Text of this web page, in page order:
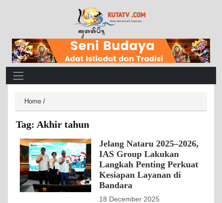
Main Navigation
Home /
Tag: Akhir tahun
Jelang Nataru 2025–2026,
IAS Group Lakukan
Langkah Penting Perkuat
Kesiapan Layanan di
Bandara
18 December 2025